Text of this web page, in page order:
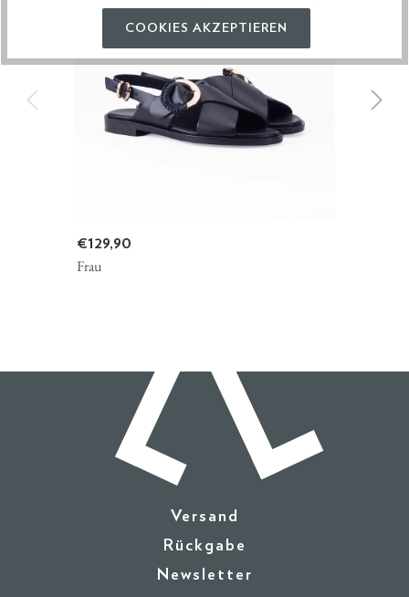
€ 129,90
Frau
Versand
Rückgabe
Newsletter
COOKIES AKZEPTIEREN